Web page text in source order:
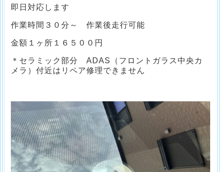
即日対応します
作業時間３０分～ 作業後走行可能
金額１ヶ所１６５００円
＊セラミック部分 ADAS（フロントガラス中央カ
メラ）付近はリペア修理できません